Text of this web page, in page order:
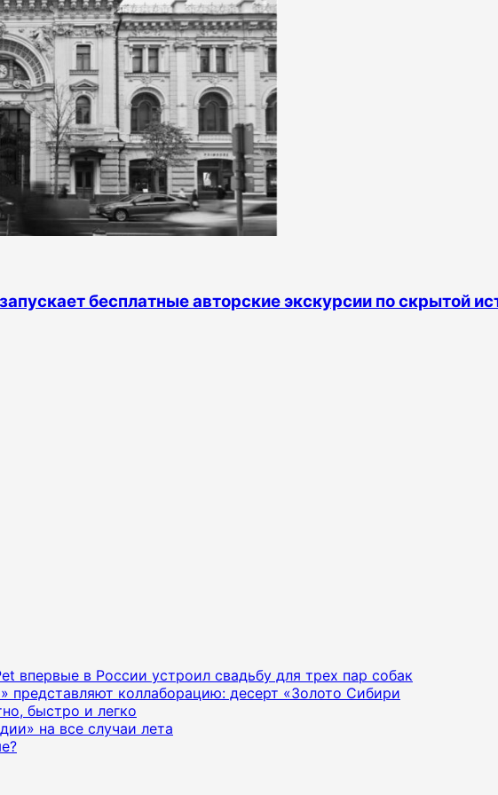
бесплатные авторские экскурсии по скрытой
впервые в России устроил свадьбу для трех пар собак
представляют коллаборацию: десерт «Золото Сибири
быстро и легко
на все случаи лета